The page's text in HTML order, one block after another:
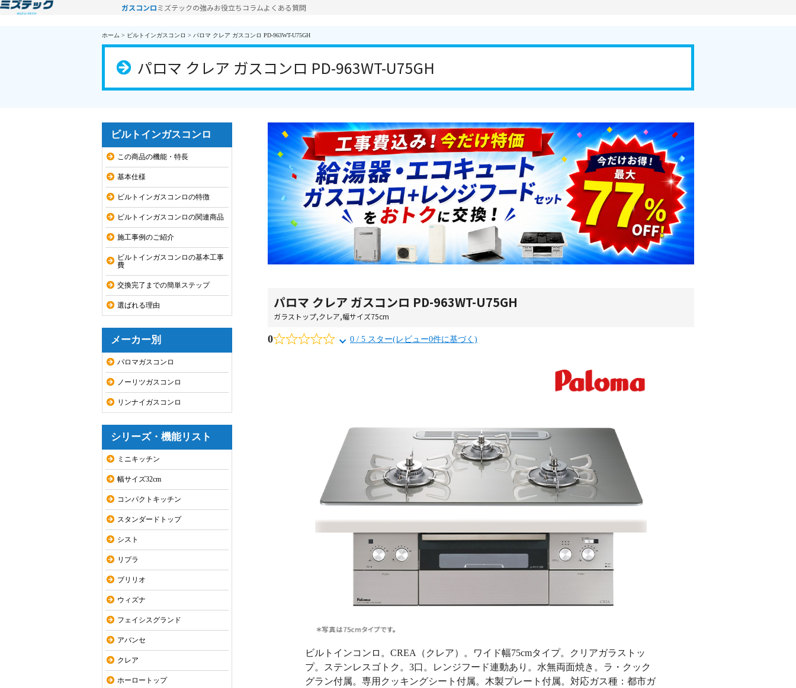
ガスコンロミズテックの強みお役立ちコラムよくある質問
ホーム > ビルトインガスコンロ > パロマ クレア ガスコンロ PD-963WT-U75GH
パロマ クレア ガスコンロ PD-963WT-U75GH
パロマ クレア ガスコンロ PD-963WT-U75GH
ガラストップ,クレア,幅サイズ75cm
0 0 / 5 スター(レビュー0件に基づく)
ビルトインコンロ。CREA（クレア）。ワイド幅75cmタイプ。クリアガラストッ
プ。ステンレスゴトク。3口。レンジフード連動あり。水無両面焼き。ラ・クック
グラン付属。専用クッキングシート付属。木製プレート付属。対応ガス種：都市ガ
ビルトインガスコンロ
この商品の機能・特長
基本仕様
ビルトインガスコンロの特徴
ビルトインガスコンロの関連商品
施工事例のご紹介
ビルトインガスコンロの基本工事
費
交換完了までの簡単ステップ
選ばれる理由
メーカー別
パロマガスコンロ
ノーリツガスコンロ
リンナイガスコンロ
シリーズ・機能リスト
ミニキッチン
幅サイズ32cm
コンパクトキッチン
スタンダードトップ
シスト
リプラ
ブリリオ
ウィズナ
フェイシスグランド
アバンセ
クレア
ホーロートップ